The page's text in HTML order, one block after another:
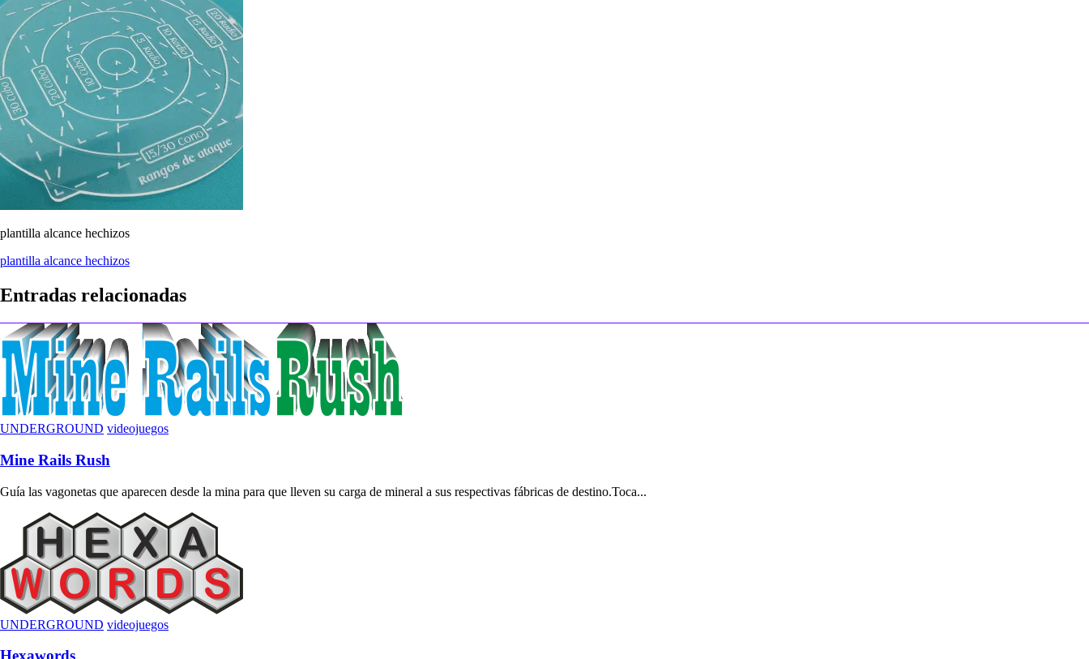
plantilla alcance hechizos
Navegación
de
entradas
plantilla alcance hechizos
Entradas relacionadas
UNDERGROUND videojuegos
Mine Rails Rush
Guía las vagonetas que aparecen desde la mina para que lleven su carga de mineral a sus respectivas fábricas de destino.Toca...
UNDERGROUND videojuegos
Hexawords